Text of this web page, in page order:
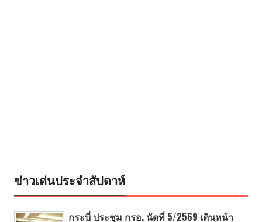
ข่าวเด่นประจำสัปดาห์
กระบี่ ประชุม กรอ. นัดที่ 5/2569 เดินหน้า